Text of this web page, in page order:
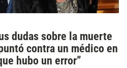
dudas sobre la muerte
contra un médico en
hubo un error”